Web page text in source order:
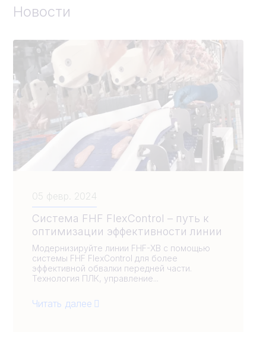
Новости
05 февр. 2024
Система FHF FlexControl – путь к
оптимизации эффективности линии
Модернизируйте линии FHF-XB с помощью
системы FHF FlexControl для более
эффективной обвалки передней части.
Технология ПЛК, управление...
Читать далее